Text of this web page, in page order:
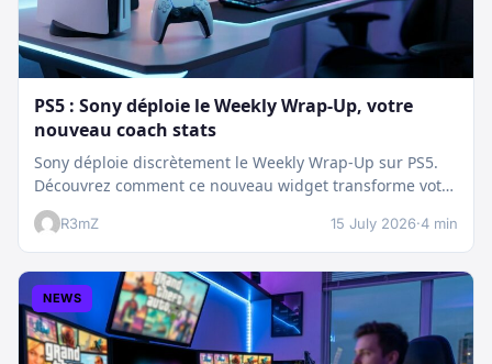
PS5 : Sony déploie le Weekly Wrap-Up, votre
nouveau coach stats
Sony déploie discrètement le Weekly Wrap-Up sur PS5.
Découvrez comment ce nouveau widget transforme votre
dashboard et booste votre suivi…
R3mZ 15 July 2026·4 min
NEWS